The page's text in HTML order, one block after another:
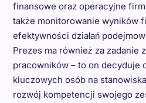
finansowe oraz operacyjne
także monitorowanie wyników
efektywności działań
Prezes ma również za zadanie
pracowników – to on decyduje
kluczowych osób na
rozwój kompetencji swojego